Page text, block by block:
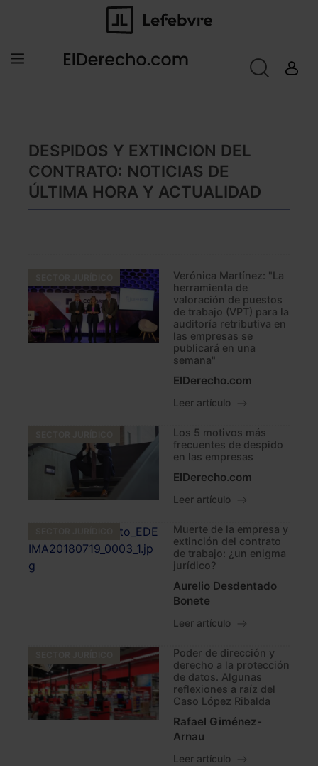
DESPIDOS Y EXTINCION DEL
CONTRATO: NOTICIAS DE
ÚLTIMA HORA Y ACTUALIDAD
Verónica Martínez: "La
herramienta de
valoración de puestos
de trabajo (VPT) para la
auditoría retributiva en
las empresas se
publicará en una
semana"
ElDerecho.com
Leer artículo
Los 5 motivos más
frecuentes de despido
en las empresas
ElDerecho.com
Leer artículo
Muerte de la empresa y
extinción del contrato
de trabajo: ¿un enigma
jurídico?
Aurelio Desdentado
Bonete
Leer artículo
Poder de dirección y
derecho a la protección
de datos. Algunas
reflexiones a raíz del
Caso López Ribalda
Rafael Giménez-
Arnau
Leer artículo